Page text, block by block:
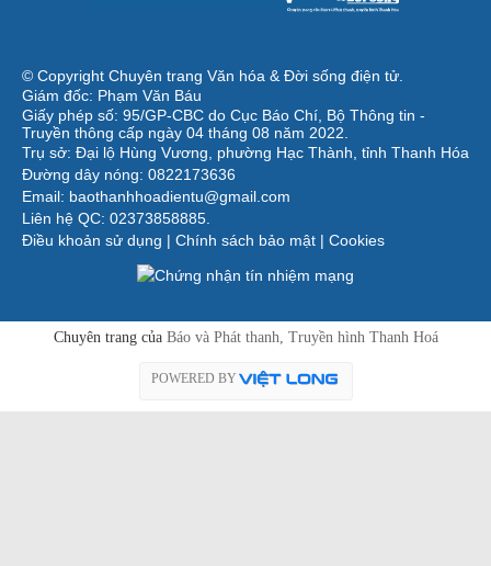
© Copyright Chuyên trang Văn hóa & Đời sống điện tử.
Giám đốc: Phạm Văn Báu
Giấy phép số: 95/GP-CBC do Cục Báo Chí, Bộ Thông tin -
Truyền thông cấp ngày 04 tháng 08 năm 2022.
Trụ sở: Đại lộ Hùng Vương, phường Hạc Thành, tỉnh Thanh Hóa
Đường dây nóng: 0822173636
Email: baothanhhoadientu@gmail.com
Liên hệ QC: 02373858885.
Điều khoản sử dụng | Chính sách bảo mật | Cookies
Chuyên trang của Báo và Phát thanh, Truyền hình Thanh Hoá
POWERED BY